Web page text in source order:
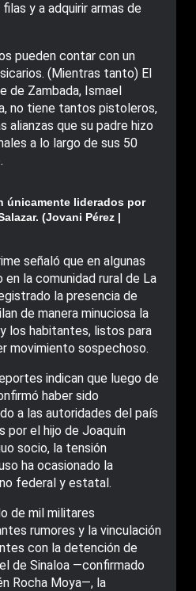
y a adquirir armas de
pueden contar con un
(Mientras tanto) El
de Zambada, Ismael
no tiene tantos pistoleros,
alianzas que su padre hizo
a lo largo de sus 50
únicamente liderados por
(Jovani Pérez |
señaló que en algunas
en la comunidad rural de La
la presencia de
de manera minuciosa la
los habitantes, listos para
movimiento sospechoso.
indican que luego de
haber sido
a las autoridades del país
por el hijo de Joaquín
socio, la tensión
ha ocasionado la
federal y estatal.
de mil militares
rumores y la vinculación
con la detención de
de Sinaloa ―confirmado
Rocha Moya―, la